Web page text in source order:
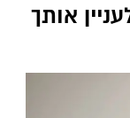
אותך